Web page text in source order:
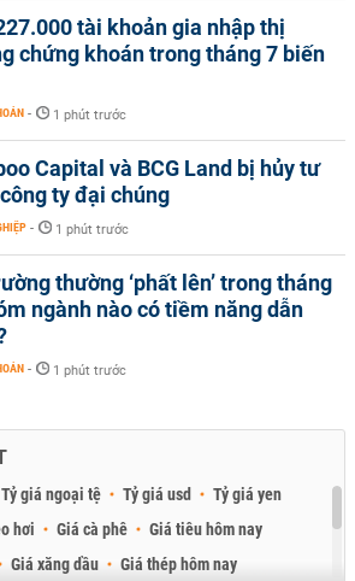
tài khoản gia nhập thị
chứng khoán trong tháng 7 biến
- 1 phút trước
Capital và BCG Land bị hủy tư
ty đại chúng
- 1 phút trước
thường ‘phất lên’ trong tháng
ngành nào có tiềm năng dẫn
- 1 phút trước
Tỷ giá ngoại tệ Tỷ giá usd
Tỷ giá yen
hơi Giá cà phê
Giá tiêu hôm nay
Giá xăng dầu Giá thép hôm nay